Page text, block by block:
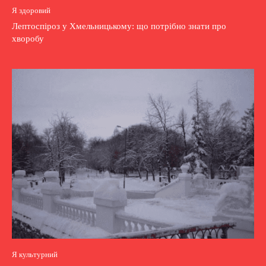
Я здоровий
Лептоспіроз у Хмельницькому: що потрібно знати про
хворобу
Я культурний